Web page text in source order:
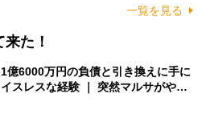
一覧を見る
た！
1億6000万円の負債と引き換えに手に
スレスな経験 ｜ 突然マルサがや…